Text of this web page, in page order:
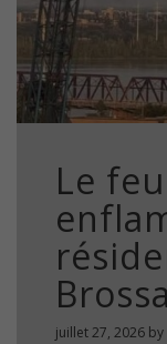
Le
juillet 27, 2026 by